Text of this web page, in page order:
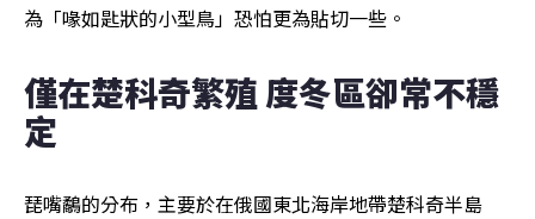
為「喙如匙狀的小型鳥」恐怕更為貼切一些。
僅在楚科奇繁殖 度冬區卻常不穩
定
琵嘴鷸的分布，主要於在俄國東北海岸地帶楚科奇半島